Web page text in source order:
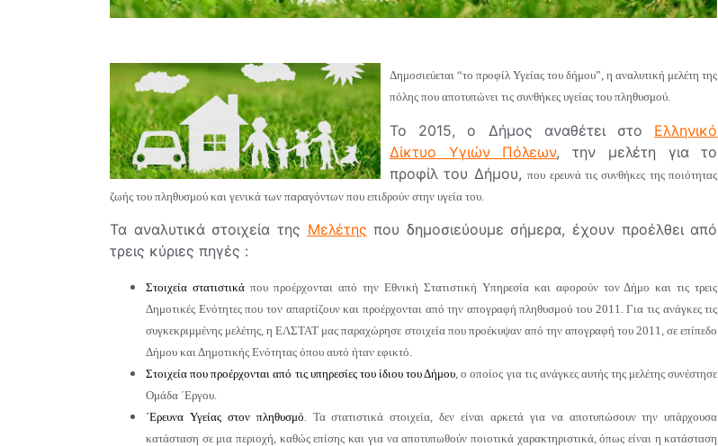
Δημοσιεύεται “το προφίλ Υγείας του δήμου”, η αναλυτική μελέτη της
πόλης που αποτυπώνει τις συνθήκες υγείας του πληθυσμού.
Το 2015, ο Δήμος αναθέτει στο Ελληνικό
Δίκτυο Υγιών Πόλεων, την μελέτη για το
προφίλ του Δήμου,που ερευνά τις συνθήκες της ποιότητας
ζωής του πληθυσμού και γενικά των παραγόντων που επιδρούν στην υγεία του.
Τα αναλυτικά στοιχεία της Μελέτης που δημοσιεύουμε σήμερα, έχουν προέλθει από
τρεις κύριες πηγές :
Στοιχεία στατιστικάπου προέρχονται από την Εθνική Στατιστική Υπηρεσία και αφορούν τον Δήμο και τις τρεις
Δημοτικές Ενότητες που τον απαρτίζουν και προέρχονται από την απογραφή πληθυσμού του 2011. Για τις ανάγκες τις
συγκεκριμμένης μελέτης, η ΕΛΣΤΑΤ μας παραχώρησε στοιχεία που προέκυψαν από την απογραφή του 2011, σε επίπεδο
Δήμου και Δημοτικής Ενότητας όπου αυτό ήταν εφικτό.
Στοιχεία που προέρχονται από τις υπηρεσίες του ίδιου του Δήμου , ο οποίος για τις ανάγκες αυτής της μελέτης συνέστησε
Ομάδα ΄Εργου.
΄Ερευνα Υγείας στον πληθυσμό . Τα στατιστικά στοιχεία, δεν είναι αρκετά για να αποτυπώσουν την υπάρχουσα
κατάσταση σε μια περιοχή, καθώς επίσης και για να αποτυπωθούν ποιοτικά χαρακτηριστικά, όπως είναι η κατάσταση